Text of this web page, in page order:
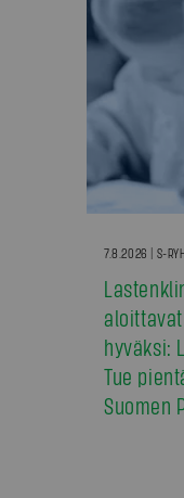
7.8.2026 | S-
hyväksi:
Tue
Suomen